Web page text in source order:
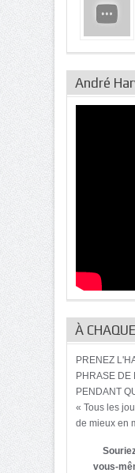
André
À
PRENEZ
PHRASE DE
PENDANT
« Tous les
de mieux en
vous-